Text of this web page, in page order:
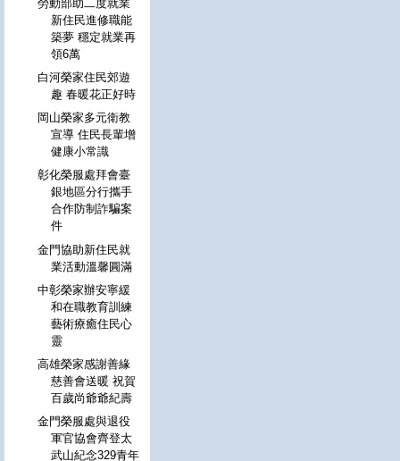
勞動部助二度就業
新住民進修職能
築夢 穩定就業再
領6萬
白河榮家住民郊遊
趣 春暖花正好時
岡山榮家多元衛教
宣導 住民長輩增
健康小常識
彰化榮服處拜會臺
銀地區分行攜手
合作防制詐騙案
件
金門協助新住民就
業活動溫馨圓滿
中彰榮家辦安寧緩
和在職教育訓練
藝術療癒住民心
靈
高雄榮家感謝善緣
慈善會送暖 祝賀
百歲尚爺爺紀壽
金門榮服處與退役
軍官協會齊登太
武山紀念329青年